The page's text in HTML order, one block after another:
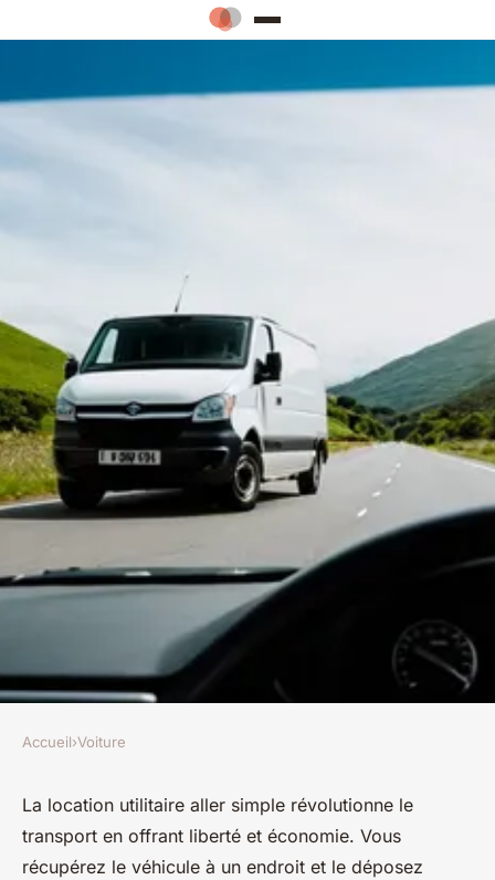
Découvrez les avantages de la
location utilitaire aller simple
Accueil›Voiture
La location utilitaire aller simple révolutionne le
transport en offrant liberté et économie. Vous
récupérez le véhicule à un endroit et le déposez